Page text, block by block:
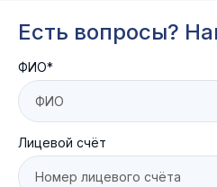
Есть вопросы?
ФИО*
Лицевой счёт